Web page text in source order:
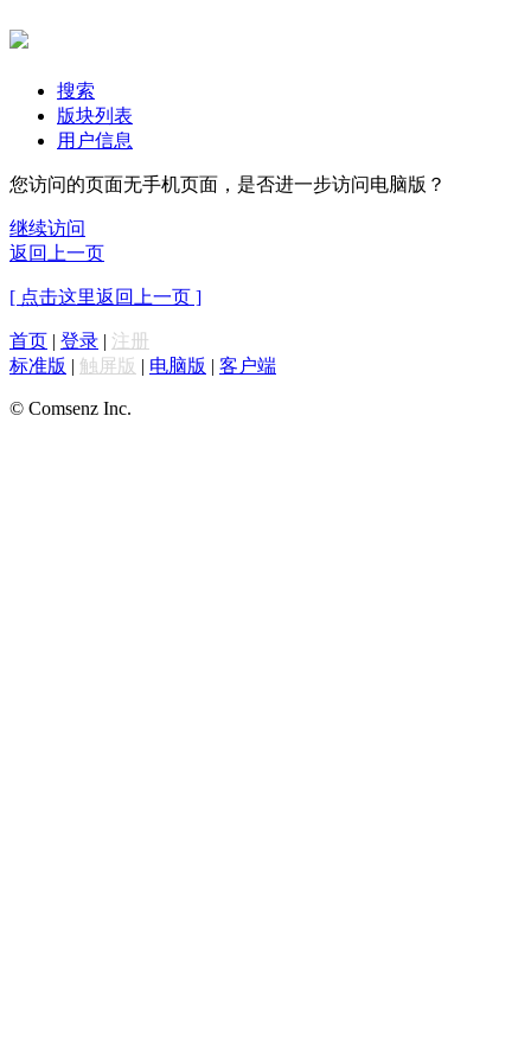
搜索
版块列表
用户信息
您访问的页面无手机页面，是否进一步访问电脑版？
继续访问
返回上一页
[ 点击这里返回上一页 ]
首页 | 登录 | 注册
标准版 | 触屏版 | 电脑版 | 客户端
© Comsenz Inc.